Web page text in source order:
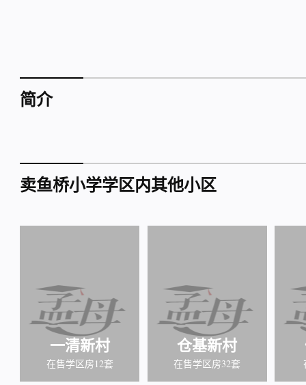
简介
卖鱼桥小学学区内其他小区
一清新村
在售学区房12套
仓基新村
在售学区房32套